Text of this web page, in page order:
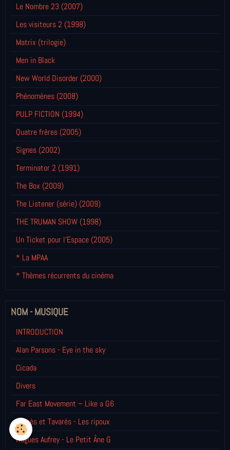
Le Nombre 23 (2007)
Les visiteurs 2 (1998)
Matrix (trilogie)
Men in Black
New World Disorder (2000)
Phénomènes (2008)
PULP FICTION (1994)
Quatre frères (2005)
Signes (2002)
Terminator 2 (1991)
The Box (2009)
The Listener (série) (2009)
THE TRUMAN SHOW (1998)
Un Ticket pour l'Espace (2005)
* La MPAA
* Thèmes récurrents du cinéma
NOM - MUSIQUE
INTRODUCTION
Alan Parsons - Eye in the sky
Cicada
Divers
Far East Movement – Like a G6
Gomès et Tavarès - Les ripoux
Hugues Aufrey - Le Petit Âne G